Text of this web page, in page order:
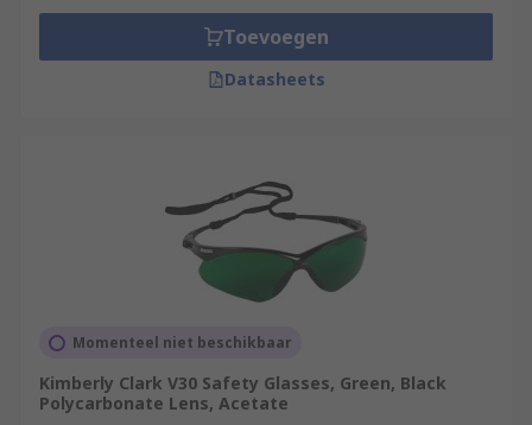
Toevoegen
Datasheets
Momenteel niet beschikbaar
Kimberly Clark V30 Safety Glasses, Green, Black
Polycarbonate Lens, Acetate